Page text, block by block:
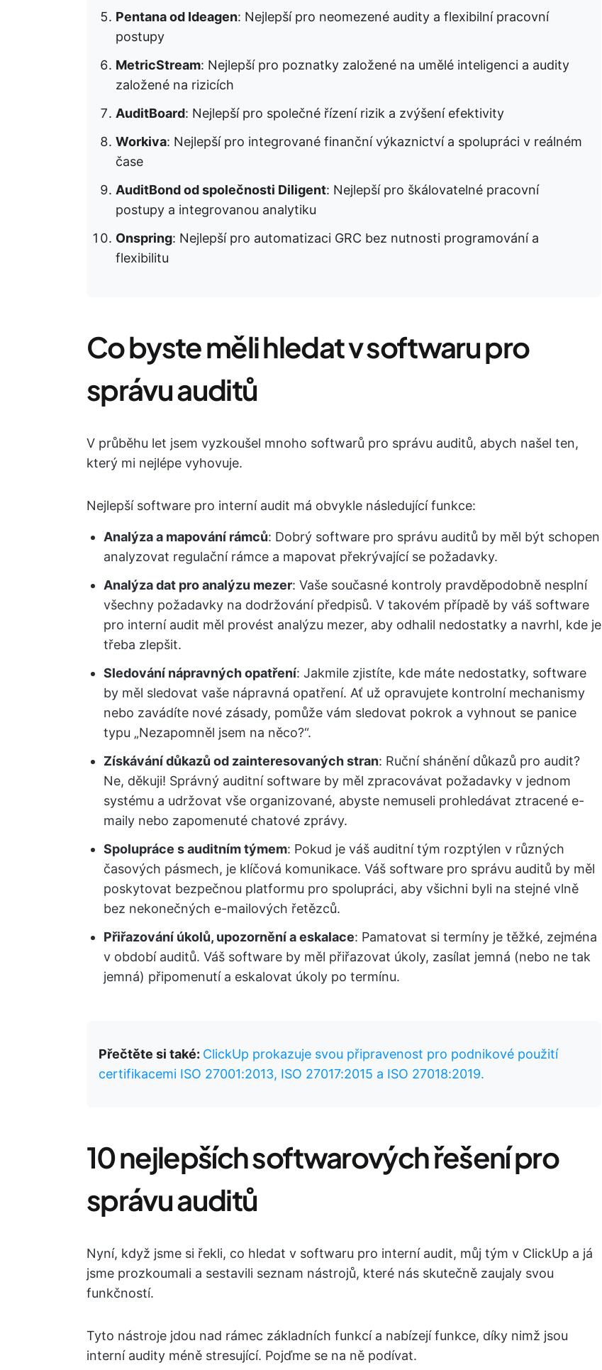
Pentana od Ideagen: Nejlepší pro neomezené audity a flexibilní pracovní
postupy
MetricStream: Nejlepší pro poznatky založené na umělé inteligenci a audity
založené na rizicích
AuditBoard: Nejlepší pro společné řízení rizik a zvýšení efektivity
Workiva: Nejlepší pro integrované finanční výkaznictví a spolupráci v reálném
čase
AuditBond od společnosti Diligent: Nejlepší pro škálovatelné pracovní
postupy a integrovanou analytiku
Onspring: Nejlepší pro automatizaci GRC bez nutnosti programování a
flexibilitu
Co byste měli hledat v softwaru pro
správu auditů
V průběhu let jsem vyzkoušel mnoho softwarů pro správu auditů, abych našel ten,
který mi nejlépe vyhovuje.
Nejlepší software pro interní audit má obvykle následující funkce:
Analýza a mapování rámců: Dobrý software pro správu auditů by měl být schopen
analyzovat regulační rámce a mapovat překrývající se požadavky.
Analýza dat pro analýzu mezer: Vaše současné kontroly pravděpodobně nesplní
všechny požadavky na dodržování předpisů. V takovém případě by váš software
pro interní audit měl provést analýzu mezer, aby odhalil nedostatky a navrhl, kde je
třeba zlepšit.
Sledování nápravných opatření: Jakmile zjistíte, kde máte nedostatky, software
by měl sledovat vaše nápravná opatření. Ať už opravujete kontrolní mechanismy
nebo zavádíte nové zásady, pomůže vám sledovat pokrok a vyhnout se panice
typu „Nezapomněl jsem na něco?“.
Získávání důkazů od zainteresovaných stran: Ruční shánění důkazů pro audit?
Ne, děkuji! Správný auditní software by měl zpracovávat požadavky v jednom
systému a udržovat vše organizované, abyste nemuseli prohledávat ztracené e-
maily nebo zapomenuté chatové zprávy.
Spolupráce s auditním týmem: Pokud je váš auditní tým rozptýlen v různých
časových pásmech, je klíčová komunikace. Váš software pro správu auditů by měl
poskytovat bezpečnou platformu pro spolupráci, aby všichni byli na stejné vlně
bez nekonečných e-mailových řetězců.
Přiřazování úkolů, upozornění a eskalace: Pamatovat si termíny je těžké, zejména
v období auditů. Váš software by měl přiřazovat úkoly, zasílat jemná (nebo ne tak
jemná) připomenutí a eskalovat úkoly po termínu.
Přečtěte si také: ClickUp prokazuje svou připravenost pro podnikové použití
certifikacemi ISO 27001:2013, ISO 27017:2015 a ISO 27018:2019.
10 nejlepších softwarových řešení pro
správu auditů
Nyní, když jsme si řekli, co hledat v softwaru pro interní audit, můj tým v ClickUp a já
jsme prozkoumali a sestavili seznam nástrojů, které nás skutečně zaujaly svou
funkčností.
Tyto nástroje jdou nad rámec základních funkcí a nabízejí funkce, díky nimž jsou
interní audity méně stresující. Pojďme se na ně podívat.